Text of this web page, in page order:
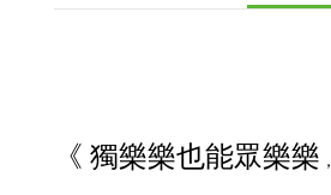
《 獨樂樂也能眾樂樂 ，